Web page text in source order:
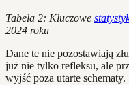
Tabela 2: Kluczowe
2024 roku
Dane te nie pozostawiają
już nie tylko refleksu, ale
wyjść poza utarte schematy.